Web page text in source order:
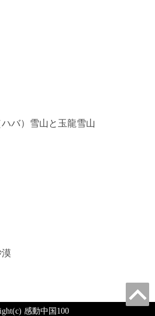
バ）雪山と玉龍雪山
漠
感動中国100